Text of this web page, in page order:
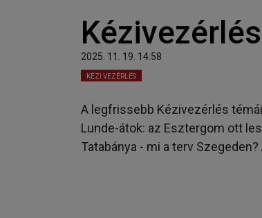
2025. 11. 19. 14:58
KÉZI VEZÉRLÉS
A legfrissebb Kézivezérlés
Lunde-átok: az Esztergom ott
Tatabánya - mi a terv